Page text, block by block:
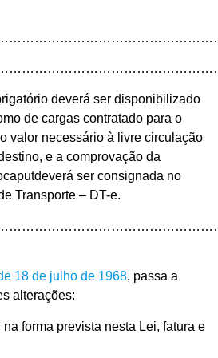
deverá ser disponibilizado
de cargas contratado para o
valor necessário à livre circulação
e a comprovação da
ser consignada no
Transporte – DT-e.
18 de julho de 1968, passa a
alterações:
na forma prevista nesta Lei, fatura e